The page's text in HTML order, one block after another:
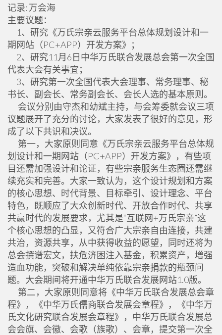
记录: 万会海
主要议题：
1、研究《万氏宗亲云服务平台总体规划设计和一
期网站（PC+APP）开发方案》；
2、研究11月6日中华万氏联合发展总会第一次全国
代表大会有关事宜；
3、研究第一次全国代表大会理事、常务理事、秘
书长、副会长、常务副会长、会长人选的基本原则。
会议分别由守杰和幼斌主持，与会筹委就会议三项
议题展开了充分的讨论，大家发表了很好的意见，形
成了以下共识和决议。
第一，大家原则同意《万氏宗亲云服务平台总体规
划设计和一期网站（PC+APP）开发方案》，有些项
目还需加强设计和论证，有些宗亲服务生态圈还需继
续充实和完善。大家一致认为，这个设计规划和方案
的核心思想、时代背景、目标牵引、设计理念、平台
特色，既顺应了大众创新时代、开放合作时代、共享
共赢时代的发展要求，尤其是“互联网+万氏宗亲”这
个核心思想的凸显，又符合广大宗亲自由连接，共建
共治，资源共享，从中获得收益的愿望，同时还将为
总会撰谱宏文，扶危济困注入基金，积累资产，增强
造血功能，突破和解决单纯依靠宗亲捐款的瓶颈问
题。大会期间将开通中华万氏联合发展网站1.0版。
第二，大家原则同意将《中华万氏联合发展总会章
程》，《中华万氏儒商联合发展会章程》，《中华万
氏文化研究联合发展会章程》，中华万氏联合发展总
会会旗、会徽、会歌（族歌）、会章，提交第一次全